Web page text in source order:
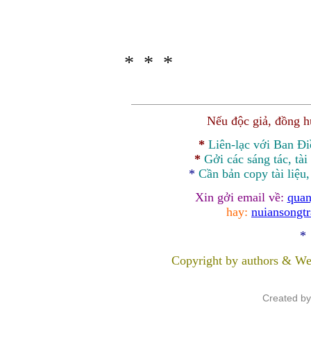
* * *
Nếu độc giả, đồng
* Liên-lạc với Ban
* Gởi các sáng tác,
* Cần bản copy tài
Xin gởi email về:
hay:
*
Copyright by authors &
Created